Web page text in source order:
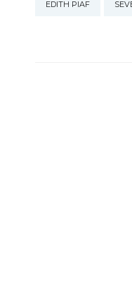
EDITH PIAF